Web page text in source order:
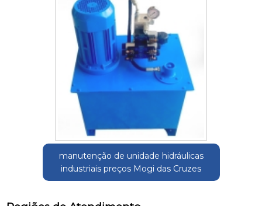
manutenção de unidade hidráulicas
industriais preços Mogi das Cruzes